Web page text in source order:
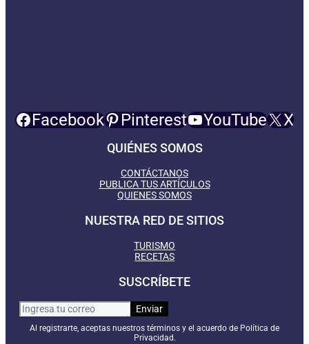
Facebook Pinterest YouTube X
QUIÉNES SOMOS
CONTÁCTANOS
PUBLICA TUS ARTÍCULOS
QUIENES SOMOS
NUESTRA RED DE SITIOS
TURISMO
RECETAS
SUSCRÍBETE
Al registrarte, aceptas nuestros términos y el acuerdo de Política de
Privacidad.